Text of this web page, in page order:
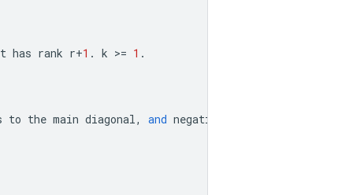
has rank r+1 . k >= 1 .
to the main diagonal, and negative